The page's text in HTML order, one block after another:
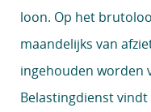
loon. Op het
maandelijks van
ingehouden worden
Belastingdienst